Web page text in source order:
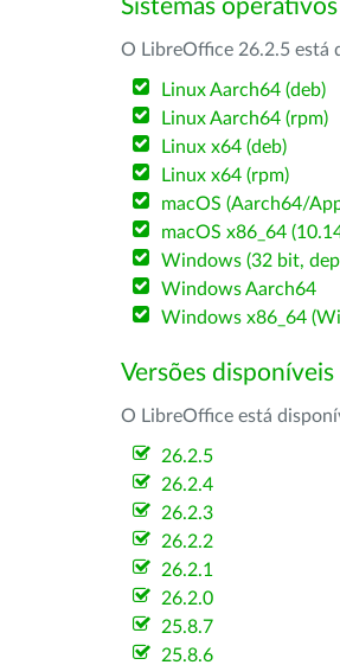
Sistemas operativos
O LibreOffice 26.2.5 está
Linux Aarch64 (deb)
Linux Aarch64 (rpm)
Linux x64 (deb)
Linux x64 (rpm)
macOS (Aarch64/
macOS x86_64
Windows (32 bit,
Windows Aarch64
Windows x86_64
Versões disponíveis
O LibreOffice está
26.2.5
26.2.4
26.2.3
26.2.2
26.2.1
26.2.0
25.8.7
25.8.6